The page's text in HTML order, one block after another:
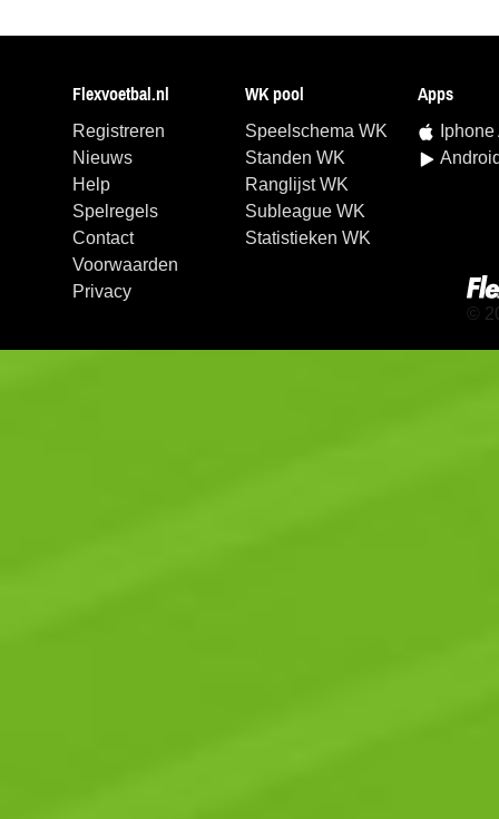
©
Flexvoetbal.nl
Registreren
Nieuws
Help
Spelregels
Contact
Voorwaarden
Privacy
WK pool
Speelschema WK
Standen WK
Ranglijst WK
Subleague WK
Statistieken WK
Apps